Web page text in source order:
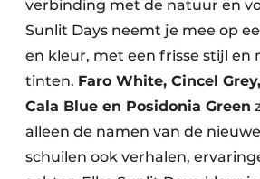
verbinding met de natuur en
Sunlit Days neemt je mee op
en kleur, met een frisse stijl en
tinten. Faro White, Cincel
Cala Blue en Posidonia Green
alleen de namen van de
schuilen ook verhalen,